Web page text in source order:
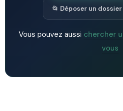
📂 Déposer un
Vous pouvez aussi chercher
vous